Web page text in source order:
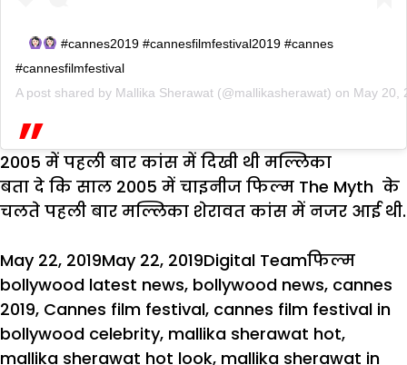
#cannes2019 #cannesfilmfestival2019 #cannes
#cannesfilmfestival
A post shared by Mallika Sherawat (@mallikasherawat) on May 20,
2005 में पहली बार कांस में दिखी थी मल्लिका
बता दे कि साल 2005 में चाइनीज फिल्म The Myth के
चलते पहली बार मल्लिका शेरावत कांस में नजर आई थी.
Posted
on
May 22, 2019May 22, 2019Author
Digital TeamCategories
फिल्मTags
bollywood latest news, bollywood news, cannes
2019, Cannes film festival, cannes film festival in
bollywood celebrity, mallika sherawat hot,
mallika sherawat hot look, mallika sherawat in